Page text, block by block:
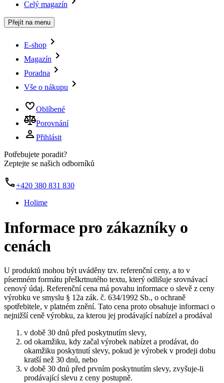
Celý magazín
Přejít na menu
E-shop
Magazín
Poradna
Vše o nákupu
Oblíbené
Porovnání
Přihlásit
Potřebujete poradit?
Zeptejte se našich odborníků
+420 380 831 830
Holime
Informace pro zákazníky o
cenách
U produktů mohou být uváděny tzv. referenční ceny, a to v
písemném formátu přeškrtnutého textu, který odlišuje srovnávací
cenový údaj. Referenční cena má povahu informace o slevě z ceny
výrobku ve smyslu § 12a zák. č. 634/1992 Sb., o ochraně
spotřebitele, v platném znění. Tato cena proto obsahuje informaci o
nejnižší ceně výrobku, za kterou jej prodávající nabízel a prodával
v době 30 dnů před poskytnutím slevy,
od okamžiku, kdy začal výrobek nabízet a prodávat, do
okamžiku poskytnutí slevy, pokud je výrobek v prodeji dobu
kratší než 30 dnů, nebo
v době 30 dnů před prvním poskytnutím slevy, zvyšuje-li
prodávající slevu z ceny postupně.